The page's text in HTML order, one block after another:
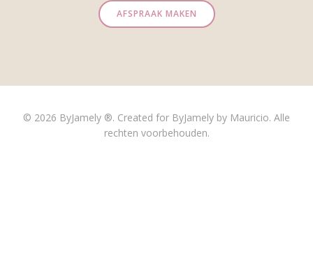
AFSPRAAK MAKEN
© 2026 ByJamely ®. Created for ByJamely by Mauricio. Alle
rechten voorbehouden.